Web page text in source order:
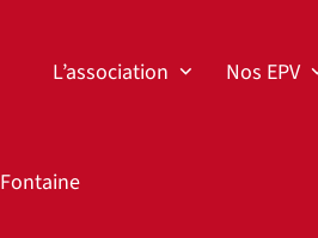
L’association Nos EPV
Fontaine